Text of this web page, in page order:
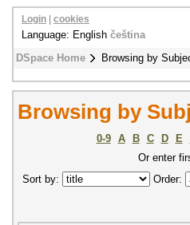
DSpace Home Browsing by
Login cookies
Language: English čeština
Browsing by
0-9 A B C D E
Or enter
Sort by:
Order: